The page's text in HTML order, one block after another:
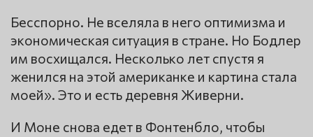
Бесспорно. Не вселяла в него оптимизма и
экономическая ситуация в стране. Но Бодлер
им восхищался. Несколько лет спустя я
женился на этой американке и картина стала
моей». Это и есть деревня Живерни.
И Моне снова едет в Фонтенбло, чтобы